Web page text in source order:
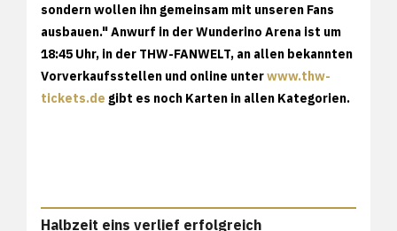
sondern wollen ihn gemeinsam mit unseren Fans
ausbauen." Anwurf in der Wunderino Arena ist um
18:45 Uhr, in der THW-FANWELT, an allen bekannten
Vorverkaufsstellen und online unterwww.thw-
tickets.de gibt es noch Karten in allen Kategorien.
Halbzeit eins verlief erfolgreich